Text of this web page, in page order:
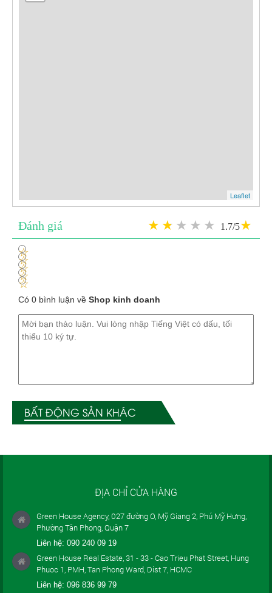
Leaflet
Đánh giá 1.7/5
1
2
3
4
5
Có 0 bình luận về Shop kinh doanh
BẤT ĐỘNG SẢN KHÁC
ĐỊA CHỈ CỬA HÀNG
Green House Agency, 027 đường O, Mỹ Giang 2, Phú Mỹ Hưng,
Phường Tân Phong, Quận 7
Liên hệ: 090 240 09 19
Green House Real Estate, 31 - 33 - Cao Trieu Phat Street, Hung
Phuoc 1, PMH, Tan Phong Ward, Dist 7, HCMC
Liên hệ: 096 836 99 79